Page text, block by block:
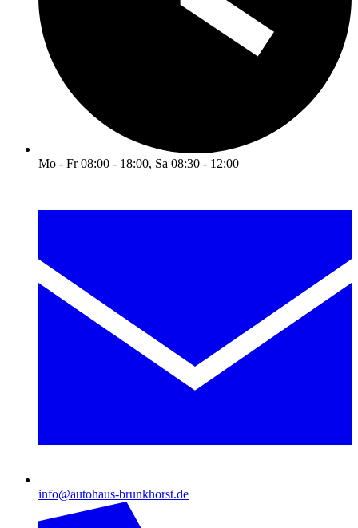
Mo - Fr 08:00 - 18:00, Sa 08:30 - 12:00
info@autohaus-brunkhorst.de